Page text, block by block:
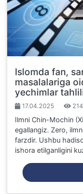
Islomda fan,
masalalariga
yechimlar
17.04.2025 214
Ilmni Chin-Mochin
egallangiz. Zero,
farzdir. Ushbu
ishora etilganligini